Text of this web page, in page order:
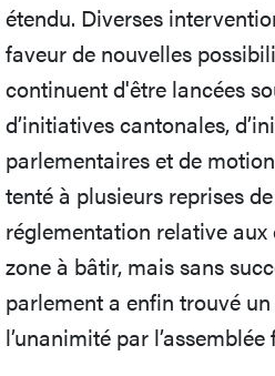
étendu. Diverses
faveur de nouvelles
continuent d'être lancées
d’initiatives cantonales,
parlementaires et de
tenté à plusieurs reprises
réglementation relative
zone à bâtir, mais sans
parlement a enfin trouvé
l’unanimité par l’assemblée